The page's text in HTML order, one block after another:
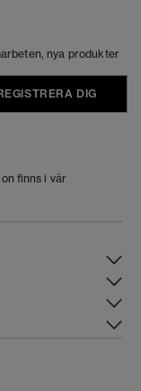
nya produkter
DIG
finns i vår